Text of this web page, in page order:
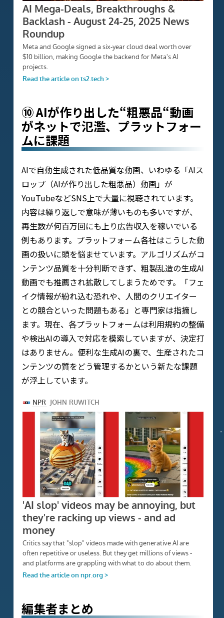
⑩ AIが作り出した“粗悪品“動画
がネットで氾濫、プラットフォー
ムに課題
AIで自動生成された低品質な動画、いわゆる「AIス
ロップ（AIが作り出した粗悪品）動画」が
YouTubeなどSNS上で大量に視聴されています。
内容は繰り返しで意味が薄いものも多いですが、
再生数が何百万回にも上り広告収入を稼いでいる
例もあります。プラットフォーム各社はこうした動
画の扱いに頭を悩ませています。アルゴリズムがコ
ンテンツ品質を十分判断できず、粗製乱造の生成AI
動画でも推薦され拡散してしまうためです。「フェ
イク情報が紛れ込む恐れや、人間のクリエイター
との競合といった問題もある」と専門家は指摘し
ます。現在、各プラットフォームは利用規約の整備
や検出AIの導入で対応を模索していますが、決定打
はありません。便利な生成AIの裏で、生産されたコ
ンテンツの質をどう管理するかという新たな課題
が浮上しています。
‍編集者まとめ